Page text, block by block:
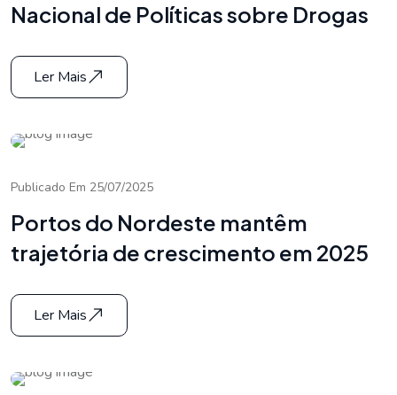
Nacional de Políticas sobre Drogas
Ler Mais
Publicado Em 25/07/2025
Portos do Nordeste mantêm
trajetória de crescimento em 2025
Ler Mais